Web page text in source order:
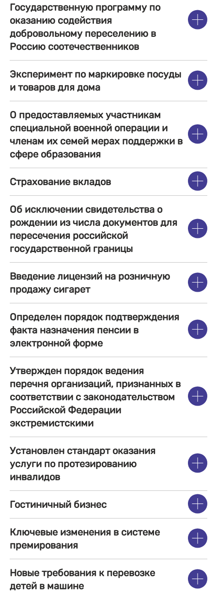
Государственную программу по
оказанию содействия
добровольному переселению в
Россию соотечественников
Эксперимент по маркировке посуды
и товаров для дома
О предоставляемых участникам
специальной военной операции и
членам их семей мерах поддержки в
сфере образования
Страхование вкладов
Об исключении свидетельства о
рождении из числа документов для
пересечения российской
государственной границы
Введение лицензий на розничную
продажу сигарет
Определен порядок подтверждения
факта назначения пенсии в
электронной форме
Утвержден порядок ведения
перечня организаций, признанных в
соответствии с законодательством
Российской Федерации
экстремистскими
Установлен стандарт оказания
услуги по протезированию
инвалидов
Гостиничный бизнес
Ключевые изменения в системе
премирования
Новые требования к перевозке
детей в машине